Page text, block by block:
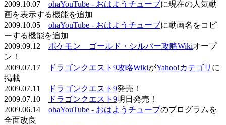
2009.10.07 ohaYouTube - おはようチューブに現在の人気動
画を表示する機能を追加
2009.10.05 ohaYouTube - おはようチューブに動画名をコピ
ーする機能を追加
2009.09.12 ポケモン ゴールド・シルバー攻略Wikiオープ
ン！
2009.07.17
ドラゴンクエスト9攻略WikiがYahoo!カテゴリ に
掲載
2009.07.11
ドラゴンクエスト9発売！
2009.07.10
ドラゴンクエスト9明日発売！
2009.06.14 ohaYouTube - おはようチューブのプログラムを
全面改良